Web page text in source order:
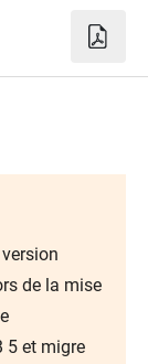
de la mise
5 et migre